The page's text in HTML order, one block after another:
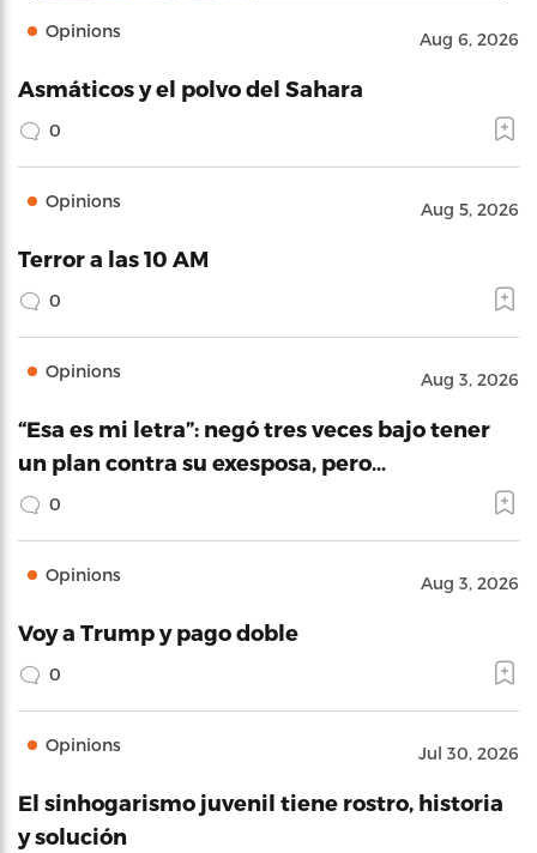
Opinions Aug 6, 2026
Asmáticos y el polvo del Sahara
0
Opinions Aug 5, 2026
Terror a las 10 AM
0
Opinions Aug 3, 2026
“Esa es mi letra”: negó tres veces bajo tener
un plan contra su exesposa, pero…
0
Opinions Aug 3, 2026
Voy a Trump y pago doble
0
Opinions Jul 30, 2026
El sinhogarismo juvenil tiene rostro, historia
y solución